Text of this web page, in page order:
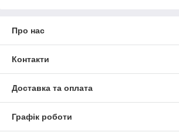
Про нас
Контакти
Доставка та оплата
Графік роботи